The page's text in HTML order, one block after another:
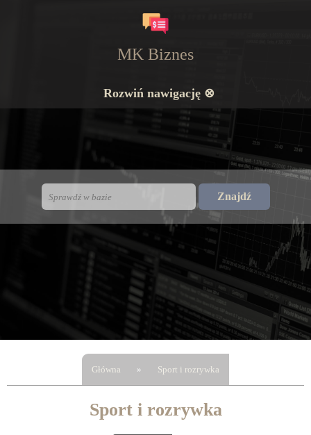
MK Biznes
Rozwiń nawigację ⊗
Główna » Sport i rozrywka
Sport i rozrywka